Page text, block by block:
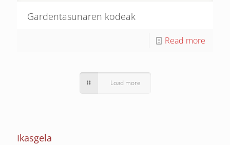
Gardentasunaren kodeak
Read more
Load more
Ikasgela